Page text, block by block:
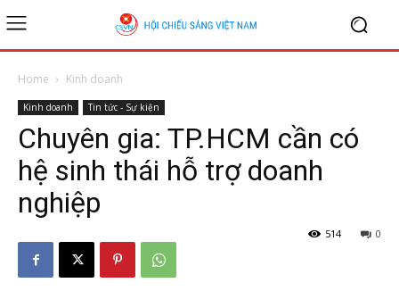
Home Kinh doanh
Kinh doanh Tin tức - Sự kiện
Chuyên gia: TP.HCM cần có
hệ sinh thái hỗ trợ doanh
nghiệp
0
514